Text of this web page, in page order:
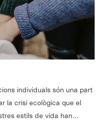
individuals són una part
la crisi ecològica que el
estils de vida han…